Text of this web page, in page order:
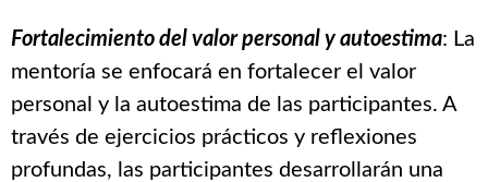
Fortalecimiento del valor personal y autoestima: La
mentoría se enfocará en fortalecer el valor
personal y la autoestima de las participantes. A
través de ejercicios prácticos y reflexiones
profundas, las participantes desarrollarán una